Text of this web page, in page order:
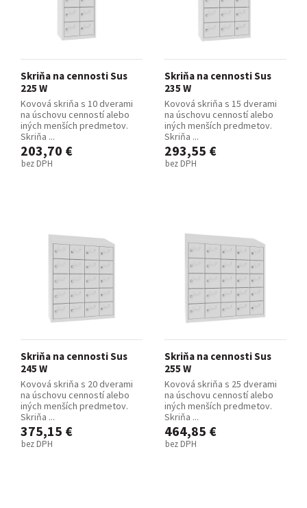
Skriňa na cennosti Sus
225 W
Kovová skriňa s 10 dverami
na úschovu cenností alebo
iných menších predmetov.
Skriňa ...
203,70 €
bez DPH
Skriňa na cennosti Sus
235 W
Kovová skriňa s 15 dverami
na úschovu cenností alebo
iných menších predmetov.
Skriňa ...
293,55 €
bez DPH
Skriňa na cennosti Sus
245 W
Kovová skriňa s 20 dverami
na úschovu cenností alebo
iných menších predmetov.
Skriňa ...
375,15 €
bez DPH
Skriňa na cennosti Sus
255 W
Kovová skriňa s 25 dverami
na úschovu cenností alebo
iných menších predmetov.
Skriňa ...
464,85 €
bez DPH